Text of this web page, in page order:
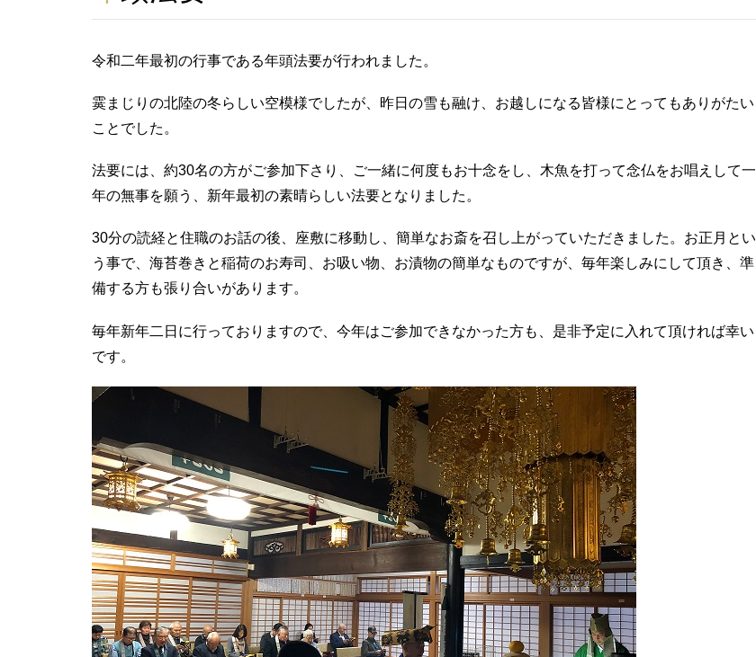
令和二年最初の行事である年頭法要が行われました。
霙まじりの北陸の冬らしい空模様でしたが、昨日の雪も融け、お越しになる皆様にとってもありがたい
ことでした。
法要には、約30名の方がご参加下さり、ご一緒に何度もお十念をし、木魚を打って念仏をお唱えして一
年の無事を願う、新年最初の素晴らしい法要となりました。
30分の読経と住職のお話の後、座敷に移動し、簡単なお斎を召し上がっていただきました。お正月とい
う事で、海苔巻きと稲荷のお寿司、お吸い物、お漬物の簡単なものですが、毎年楽しみにして頂き、準
備する方も張り合いがあります。
毎年新年二日に行っておりますので、今年はご参加できなかった方も、是非予定に入れて頂ければ幸い
です。